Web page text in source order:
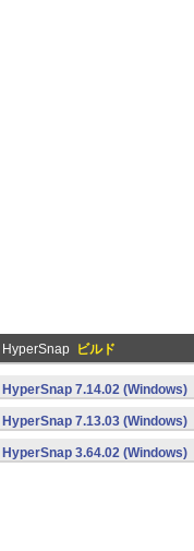
HyperSnap ビルド
HyperSnap 7.14.02 (Windows)
HyperSnap 7.13.03 (Windows)
HyperSnap 3.64.02 (Windows)